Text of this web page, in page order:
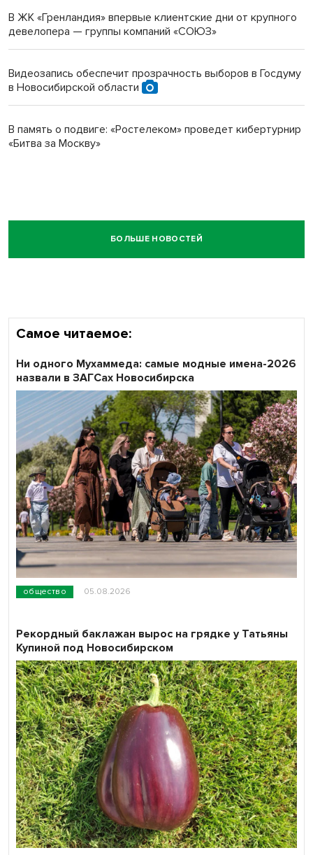
В ЖК «Гренландия» впервые клиентские дни от крупного
девелопера — группы компаний «СОЮЗ»
Видеозапись обеспечит прозрачность выборов в Госдуму
в Новосибирской области
В память о подвиге: «Ростелеком» проведет кибертурнир
«Битва за Москву»
БОЛЬШЕ НОВОСТЕЙ
Самое читаемое:
общество 05.08.2026
Ни одного Мухаммеда: самые модные имена-2026
назвали в ЗАГСах Новосибирска
Рекордный баклажан вырос на грядке у Татьяны
Купиной под Новосибирском